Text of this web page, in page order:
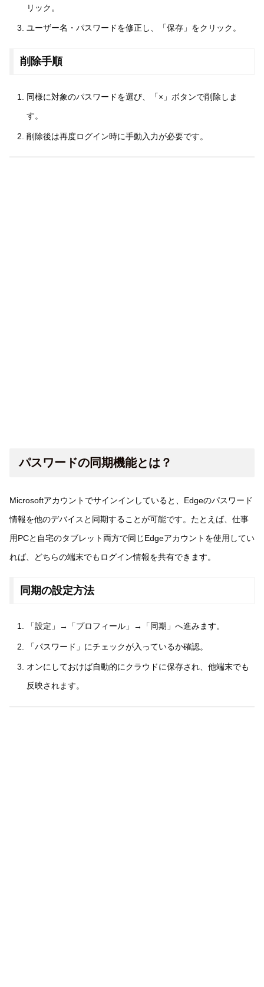
リック。
ユーザー名・パスワードを修正し、「保存」をクリック。
削除手順
同様に対象のパスワードを選び、「×」ボタンで削除しま
す。
削除後は再度ログイン時に手動入力が必要です。
パスワードの同期機能とは？
Microsoftアカウントでサインインしていると、Edgeのパスワード
情報を他のデバイスと同期することが可能です。たとえば、仕事
用PCと自宅のタブレット両方で同じEdgeアカウントを使用してい
れば、どちらの端末でもログイン情報を共有できます。
同期の設定方法
「設定」→「プロフィール」→「同期」へ進みます。
「パスワード」にチェックが入っているか確認。
オンにしておけば自動的にクラウドに保存され、他端末でも
反映されます。